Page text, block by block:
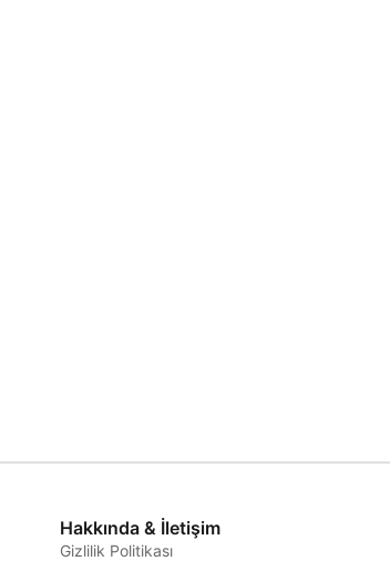
Hakkında & İletişim
Gizlilik Politikası